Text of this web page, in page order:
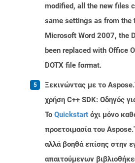
modified, all the new files
same settings as from the
Microsoft Word 2007, the
been replaced with Office
DOTX file format.
Ξεκινώντας με το
χρήση C++ SDK: Οδηγός
Το Quickstart όχι μόνο
προετοιμασία του
αλλά βοηθά επίσης στην
απαιτούμενων